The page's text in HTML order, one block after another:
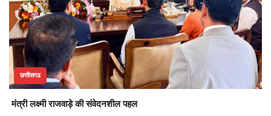
छत्तीसगढ
मंत्री लक्ष्मी राजवाड़े की संवेदनशील पहल